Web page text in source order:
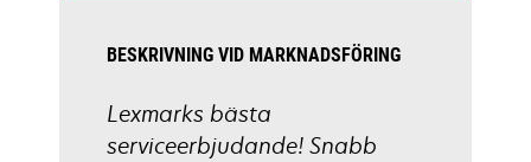
BESKRIVNING VID MARKNADSFÖRING
Lexmarks bästa
serviceerbjudande! Snabb